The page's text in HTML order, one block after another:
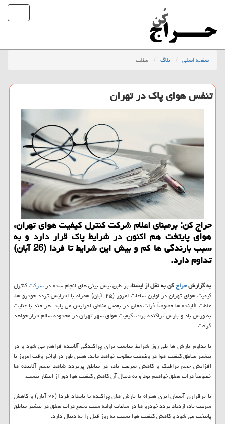
صفحه اصلی بلاگ مطلب
تنفس هوای پاك در تهران
حراج كن: برمبنای اعلام شركت كنترل كیفیت هوای تهران،
هوای پایتخت هم اكنون در شرایط پاك قرار دارد و به
سبب بارندگی ها كم و بیش این شرایط تا فردا (26 آبان)
تداوم دارد.
به گزارشحراجكن به نقل از ایسنا،بر طبق پیش بینی های انجام شده درشركتكنترل
كیفیت هوای تهران در اولین ساعات امروز (۲۵ آبان) همراه با افزایش تردد خودرو ها،
غلظت آلاینده ها خصوصاً ذرات معلق در بعضی مناطق افزایش می یابد. هر چند با عنایت
به وزش باد و بارش پراكنده برف، كیفیت هوای شهر تهران در محدوده سالم قرار خواهد
گرفت.
با تداوم بارش ها طی روز شرایط مناسب برای پراكندگی آلاینده فراهم می شود و در
بیشتر مناطق كیفیت هوا در وضعیت مطلوب خواهد ماند. همین طور در اواخر وقت امروز با
افزایش حجم ترافیك و كاهش سرعت باد، در مناطق پرتردد شاهد تجمع آلاینده ها
خصوصاً ذرات معلق خواهیم بود و به دنبال آن كاهش كیفیت هوا دور از انتظار نیست.
با برقراری آسمان ابری همراه با بارش های پراكنده تا بامداد فردا (۲۶ آبان) و كاهش
سرعت باد، ازدیاد تردد خودرو ها در ساعات اولیه سبب تجمع ذرات معلق در بیشتر مناطق
پایتخت می شود و كاهش كیفیت هوا نسبت به روز قبل را به دنبال دارد.